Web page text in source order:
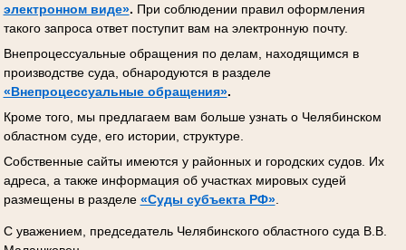
электронном виде». При соблюдении правил оформления
такого запроса ответ поступит вам на электронную почту.
Внепроцессуальные обращения по делам, находящимся в
производстве суда, обнародуются в разделе
«Внепроцессуальные обращения».
Кроме того, мы предлагаем вам больше узнать о Челябинском
областном суде, его истории, структуре.
Собственные сайты имеются у районных и городских судов. Их
адреса, а также информация об участках мировых судей
размещены в разделе «Суды субъекта РФ».
С уважением, председатель Челябинского областного суда В.В.